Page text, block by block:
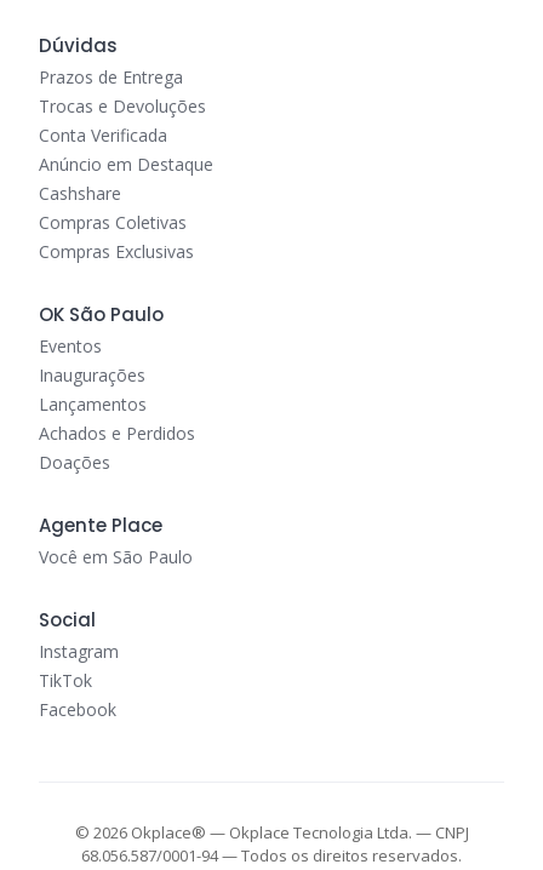
Dúvidas
Prazos de Entrega
Trocas e Devoluções
Conta Verificada
Anúncio em Destaque
Cashshare
Compras Coletivas
Compras Exclusivas
OK São Paulo
Eventos
Inaugurações
Lançamentos
Achados e Perdidos
Doações
Agente Place
Você em São Paulo
Social
Instagram
TikTok
Facebook
© 2026 Okplace® — Okplace Tecnologia Ltda. — CNPJ
68.056.587/0001-94 — Todos os direitos reservados.